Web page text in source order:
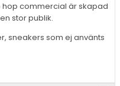
commercial är skapad
stor publik.
sneakers som ej använts